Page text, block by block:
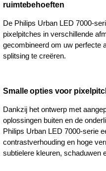
ruimtebehoeften
De Philips Urban LED 7000-
pixelpitches in verschillende
gecombineerd om uw perfecte
splitsing te creëren.
Smalle opties voor
Dankzij het ontwerp met
oplossingen buiten en de
Philips Urban LED 7000-serie
contrastverhouding en hoge
subtielere kleuren, schaduwen